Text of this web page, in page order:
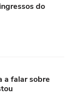
do
a falar sobre